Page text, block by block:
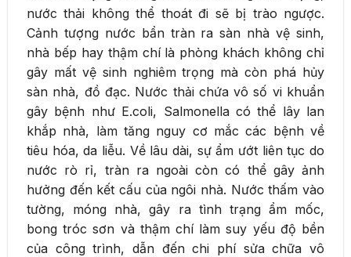
nước thải không thể thoát đi sẽ bị trào ngược.
Cảnh tượng nước bẩn tràn ra sàn nhà vệ sinh,
nhà bếp hay thậm chí là phòng khách không chỉ
gây mất vệ sinh nghiêm trọng mà còn phá hủy
sàn nhà, đồ đạc. Nước thải chứa vô số vi khuẩn
gây bệnh như E.coli, Salmonella có thể lây lan
khắp nhà, làm tăng nguy cơ mắc các bệnh về
tiêu hóa, da liễu. Về lâu dài, sự ẩm ướt liên tục do
nước rò rỉ, tràn ra ngoài còn có thể gây ảnh
hưởng đến kết cấu của ngôi nhà. Nước thấm vào
tường, móng nhà, gây ra tình trạng ẩm mốc,
bong tróc sơn và thậm chí làm suy yếu độ bền
của công trình, dẫn đến chi phí sửa chữa vô